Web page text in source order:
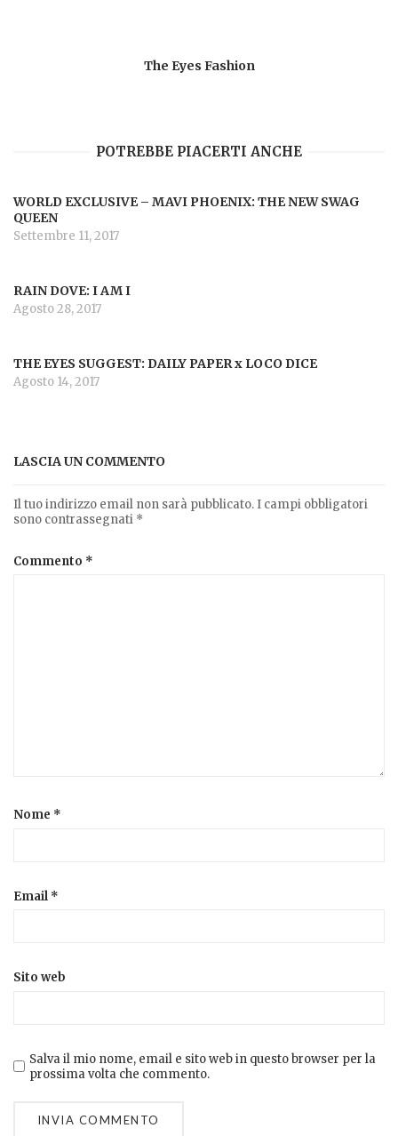
The Eyes Fashion
POTREBBE PIACERTI ANCHE
WORLD EXCLUSIVE – MAVI PHOENIX: THE NEW SWAG
QUEEN
Settembre 11, 2017
RAIN DOVE: I AM I
Agosto 28, 2017
THE EYES SUGGEST: DAILY PAPER x LOCO DICE
Agosto 14, 2017
LASCIA UN COMMENTO
Il tuo indirizzo email non sarà pubblicato. I campi obbligatori
sono contrassegnati *
Commento *
Nome *
Email *
Sito web
Salva il mio nome, email e sito web in questo browser per la
prossima volta che commento.